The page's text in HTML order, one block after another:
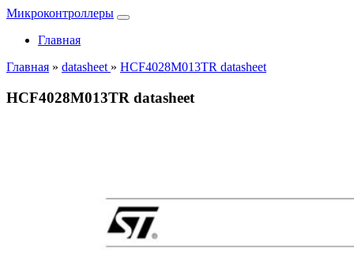
Микроконтроллеры
Главная
Главная » datasheet » HCF4028M013TR datasheet
HCF4028M013TR datasheet